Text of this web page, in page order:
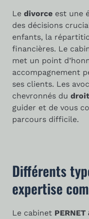
Le divorce est une
des décisions
enfants, la
financières. Le
met un point
accompagnement
ses clients. Les
chevronnés du
guider et de vous
parcours difficile.
Différents
expertise
Le cabinet PERNET